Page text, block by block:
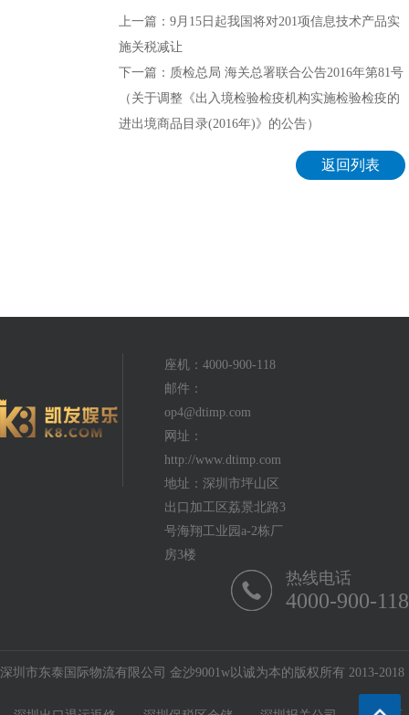
上一篇：9月15日起我国将对201项信息技术产品实
施关税减让
下一篇：质检总局 海关总署联合公告2016年第81号
（关于调整《出入境检验检疫机构实施检验检疫的
进出境商品目录(2016年)》的公告）
返回列表
座机：4000-900-118
邮件：
op4@dtimp.com
网址：
http://www.dtimp.com
地址：深圳市坪山区
出口加工区荔景北路3
号海翔工业园a-2栋厂
房3楼
热线电话
4000-900-118
深圳市东泰国际物流有限公司 金沙9001w以诚为本的版权所有 2013-2018